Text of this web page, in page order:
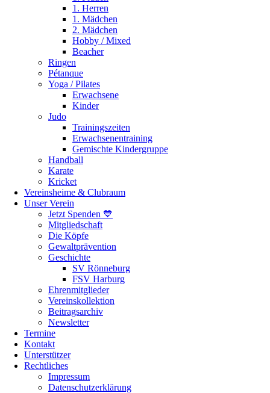
1. Herren
1. Mädchen
2. Mädchen
Hobby / Mixed
Beacher
Ringen
Pétanque
Yoga / Pilates
Erwachsene
Kinder
Judo
Trainingszeiten
Erwachsenentraining
Gemischte Kindergruppe
Handball
Karate
Kricket
Vereinsheime & Clubraum
Unser Verein
Jetzt Spenden 💙
Mitgliedschaft
Die Köpfe
Gewaltprävention
Geschichte
SV Rönneburg
FSV Harburg
Ehrenmitglieder
Vereinskollektion
Beitragsarchiv
Newsletter
Termine
Kontakt
Unterstützer
Rechtliches
Impressum
Datenschutzerklärung